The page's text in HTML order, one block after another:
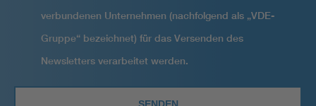
verbundenen Unternehmen (nachfolgend als „VDE-
Gruppe“ bezeichnet) für das Versenden des
Newsletters verarbeitet werden.